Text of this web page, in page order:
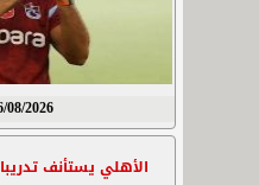
06/08/2026 -
الأهلي يستأنف